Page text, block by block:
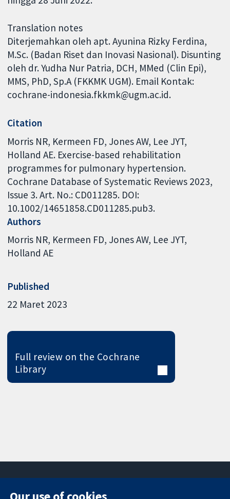
Translation notes
Diterjemahkan oleh apt. Ayunina Rizky Ferdina,
M.Sc. (Badan Riset dan Inovasi Nasional). Disunting
oleh dr. Yudha Nur Patria, DCH, MMed (Clin Epi),
MMS, PhD, Sp.A (FKKMK UGM). Email Kontak:
cochrane-indonesia.fkkmk@ugm.ac.id.
Citation
Morris NR, Kermeen FD, Jones AW, Lee JYT,
Holland AE. Exercise-based rehabilitation
programmes for pulmonary hypertension.
Cochrane Database of Systematic Reviews 2023,
Issue 3. Art. No.: CD011285. DOI:
10.1002/14651858.CD011285.pub3.
Authors
Morris NR Kermeen FD Jones AW Lee JYT
Holland AE
Published
22 Maret 2023
Full review on the Cochrane
Library